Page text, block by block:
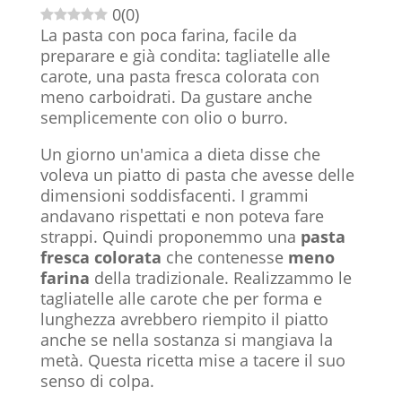
0(0)
La pasta con poca farina, facile da
preparare e già condita: tagliatelle alle
carote, una pasta fresca colorata con
meno carboidrati. Da gustare anche
semplicemente con olio o burro.
Un giorno un'amica a dieta disse che
voleva un piatto di pasta che avesse delle
dimensioni soddisfacenti. I grammi
andavano rispettati e non poteva fare
strappi. Quindi proponemmo una pasta
fresca colorata che contenesse meno
farina della tradizionale. Realizzammo le
tagliatelle alle carote che per forma e
lunghezza avrebbero riempito il piatto
anche se nella sostanza si mangiava la
metà. Questa ricetta mise a tacere il suo
senso di colpa.